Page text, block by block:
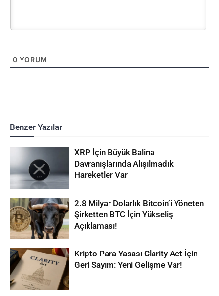
0 YORUM
Benzer Yazılar
XRP İçin Büyük Balina
Davranışlarında Alışılmadık
Hareketler Var
2.8 Milyar Dolarlık Bitcoin’i Yöneten
Şirketten BTC İçin Yükseliş
Açıklaması!
Kripto Para Yasası Clarity Act İçin
Geri Sayım: Yeni Gelişme Var!